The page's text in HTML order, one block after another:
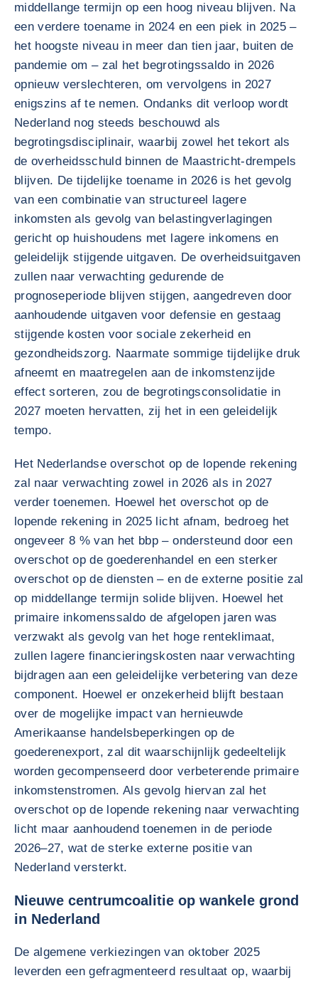
middellange termijn op een hoog niveau blijven. Na
een verdere toename in 2024 en een piek in 2025 –
het hoogste niveau in meer dan tien jaar, buiten de
pandemie om – zal het begrotingssaldo in 2026
opnieuw verslechteren, om vervolgens in 2027
enigszins af te nemen. Ondanks dit verloop wordt
Nederland nog steeds beschouwd als
begrotingsdisciplinair, waarbij zowel het tekort als
de overheidsschuld binnen de Maastricht-drempels
blijven. De tijdelijke toename in 2026 is het gevolg
van een combinatie van structureel lagere
inkomsten als gevolg van belastingverlagingen
gericht op huishoudens met lagere inkomens en
geleidelijk stijgende uitgaven. De overheidsuitgaven
zullen naar verwachting gedurende de
prognoseperiode blijven stijgen, aangedreven door
aanhoudende uitgaven voor defensie en gestaag
stijgende kosten voor sociale zekerheid en
gezondheidszorg. Naarmate sommige tijdelijke druk
afneemt en maatregelen aan de inkomstenzijde
effect sorteren, zou de begrotingsconsolidatie in
2027 moeten hervatten, zij het in een geleidelijk
tempo.
Het Nederlandse overschot op de lopende rekening
zal naar verwachting zowel in 2026 als in 2027
verder toenemen. Hoewel het overschot op de
lopende rekening in 2025 licht afnam, bedroeg het
ongeveer 8 % van het bbp – ondersteund door een
overschot op de goederenhandel en een sterker
overschot op de diensten – en de externe positie zal
op middellange termijn solide blijven. Hoewel het
primaire inkomenssaldo de afgelopen jaren was
verzwakt als gevolg van het hoge renteklimaat,
zullen lagere financieringskosten naar verwachting
bijdragen aan een geleidelijke verbetering van deze
component. Hoewel er onzekerheid blijft bestaan
over de mogelijke impact van hernieuwde
Amerikaanse handelsbeperkingen op de
goederenexport, zal dit waarschijnlijk gedeeltelijk
worden gecompenseerd door verbeterende primaire
inkomstenstromen. Als gevolg hiervan zal het
overschot op de lopende rekening naar verwachting
licht maar aanhoudend toenemen in de periode
2026–27, wat de sterke externe positie van
Nederland versterkt.
Nieuwe centrumcoalitie op wankele grond
in Nederland
De algemene verkiezingen van oktober 2025
leverden een gefragmenteerd resultaat op, waarbij